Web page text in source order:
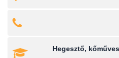
Hegesztő,